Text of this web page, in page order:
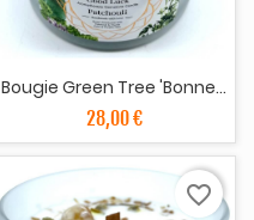
Bougie Green Tree 'Bonne...
28,00 €
favorite_border